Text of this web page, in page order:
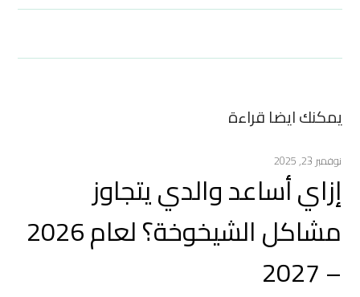
يمكنك ايضا قراءة
نوفمبر 23, 2025
إزاي أساعد والدي يتجاوز
مشاكل الشيخوخة؟ لعام 2026
– 2027